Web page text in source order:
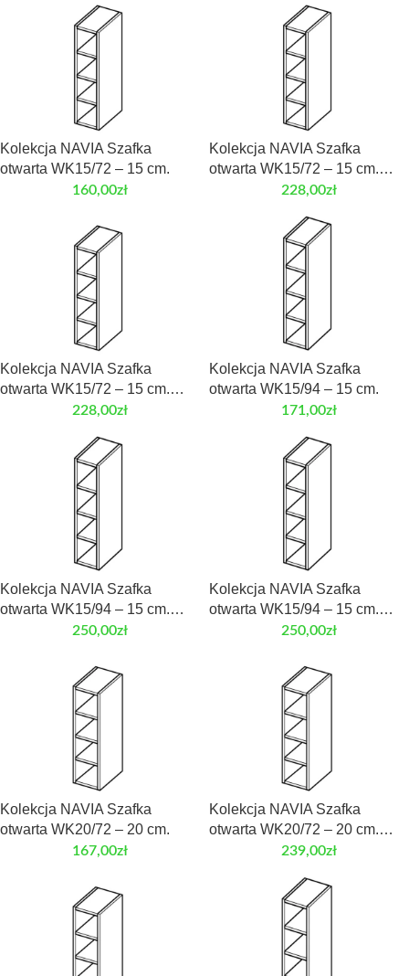
Kolekcja NAVIA Szafka
otwarta WK15/72 – 15 cm.
160,00zł
Kolekcja NAVIA Szafka
otwarta WK15/72 – 15 cm.
Front laminowany
228,00zł
Kolekcja NAVIA Szafka
otwarta WK15/72 – 15 cm.
228,00zł
Kolekcja NAVIA Szafka
otwarta WK15/94 – 15 cm.
171,00zł
Kolekcja NAVIA Szafka
otwarta WK15/94 – 15 cm.
Front laminowany
250,00zł
Kolekcja NAVIA Szafka
otwarta WK15/94 – 15 cm.
250,00zł
Kolekcja NAVIA Szafka
otwarta WK20/72 – 20 cm.
167,00zł
Kolekcja NAVIA Szafka
otwarta WK20/72 – 20 cm.
Front laminowany
239,00zł